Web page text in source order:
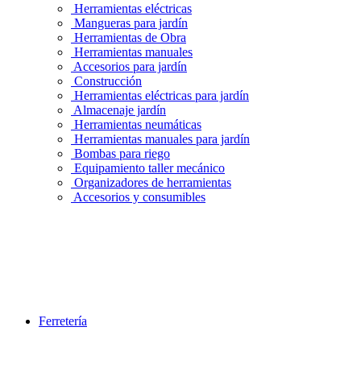
Herramientas eléctricas
Mangueras para jardín
Herramientas de Obra
Herramientas manuales
Accesorios para jardín
Construcción
Herramientas eléctricas para jardín
Almacenaje jardín
Herramientas neumáticas
Herramientas manuales para jardín
Bombas para riego
Equipamiento taller mecánico
Organizadores de herramientas
Accesorios y consumibles
Ferretería